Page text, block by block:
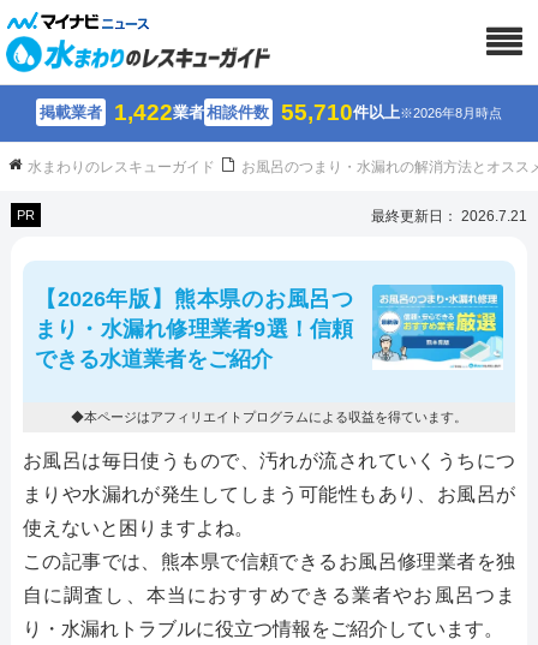
掲載業者 1,422業者相談件数 55,710件以上※2026年8月時点
水まわりのレスキューガイド お風呂のつまり・水漏れの解消方法とオスス
PR 最終更新日： 2026.7.21
【2026年版】熊本県のお風呂つ
まり・水漏れ修理業者9選！信頼
できる水道業者をご紹介
◆本ページはアフィリエイトプログラムによる収益を得ています。
お風呂は毎日使うもので、汚れが流されていくうちにつ
まりや水漏れが発生してしまう可能性もあり、お風呂が
使えないと困りますよね。
この記事では、熊本県で信頼できるお風呂修理業者を独
自に調査し、本当におすすめできる業者やお風呂つま
り・水漏れトラブルに役立つ情報をご紹介しています。